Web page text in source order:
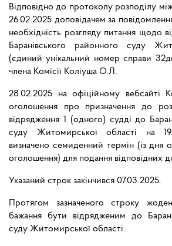
Відповідно до протоколу розподілу
26.02.2025 доповідачем за
необхідність розгляду питання щодо
Баранівського районного суду
(єдиний унікальний номер справи
члена Комісії Коліуша О.Л.
28.02.2025 на офіційному вебсайті
оголошення про призначення до
відрядження 1 (одного) судді до
суду Житомирської області на
визначено семиденний термін (із дня
оголошення) для подання відповідних
Указаний строк закінчився 07.03.2025.
Протягом зазначеного строку
бажання бути відрядженим до
суду Житомирської області.